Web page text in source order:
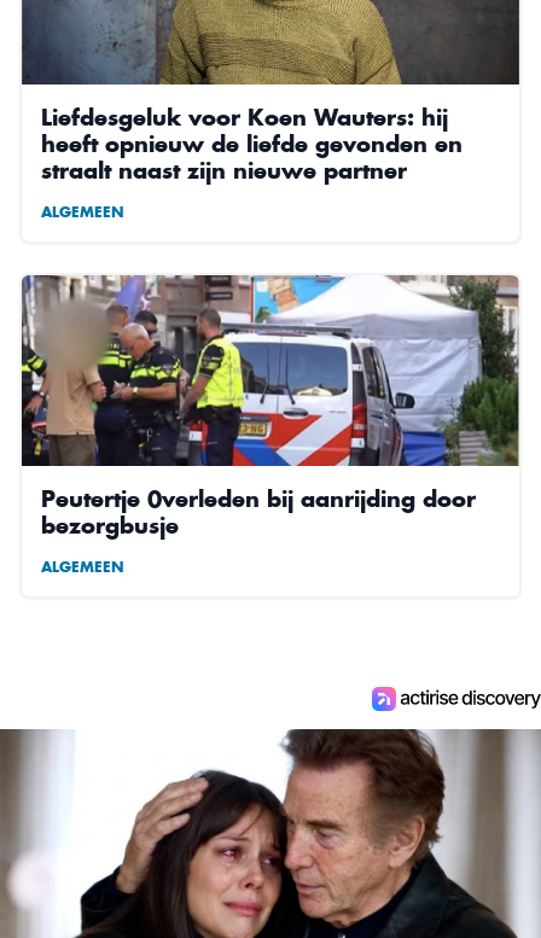
Liefdesgeluk voor Koen Wauters: hij
heeft opnieuw de liefde gevonden en
straalt naast zijn nieuwe partner
ALGEMEEN
Peutertje 0verleden bij aanrijding door
bezorgbusje
ALGEMEEN